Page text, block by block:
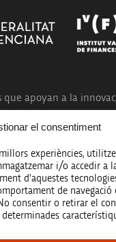
el consentiment
experiències,
i/o accedir a
d'aquestes
de
consentir o retirar el
que apoyan a la
de datos